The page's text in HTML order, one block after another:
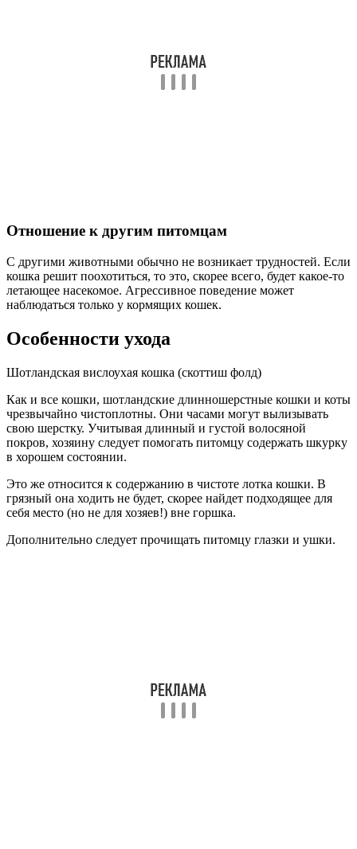
Отношение к другим питомцам
С другими животными обычно не возникает трудностей. Если
кошка решит поохотиться, то это, скорее всего, будет какое-то
летающее насекомое. Агрессивное поведение может
наблюдаться только у кормящих кошек.
Особенности ухода
Шотландская вислоухая кошка (скоттиш фолд)
Как и все кошки, шотландские длинношерстные кошки и коты
чрезвычайно чистоплотны. Они часами могут вылизывать
свою шерстку. Учитывая длинный и густой волосяной
покров, хозяину следует помогать питомцу содержать шкурку
в хорошем состоянии.
Это же относится к содержанию в чистоте лотка кошки. В
грязный она ходить не будет, скорее найдет подходящее для
себя место (но не для хозяев!) вне горшка.
Дополнительно следует прочищать питомцу глазки и ушки.